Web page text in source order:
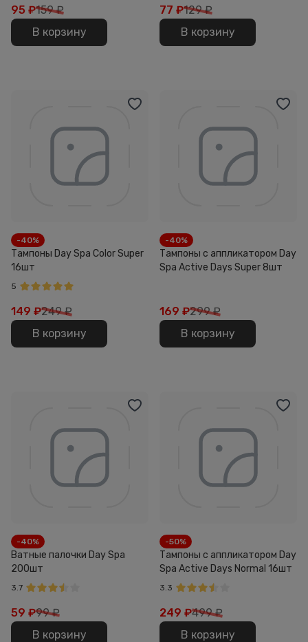
95 ₽159 ₽
В корзину
77 ₽129 ₽
В корзину
-40%
Тампоны Day Spa Color Super
16шт
5
149 ₽249 ₽
В корзину
-40%
Тампоны с аппликатором Day
Spa Active Days Super 8шт
169 ₽299 ₽
В корзину
-40%
Ватные палочки Day Spa
200шт
3.7
59 ₽99 ₽
В корзину
-50%
Тампоны с аппликатором Day
Spa Active Days Normal 16шт
3.3
249 ₽499 ₽
В корзину